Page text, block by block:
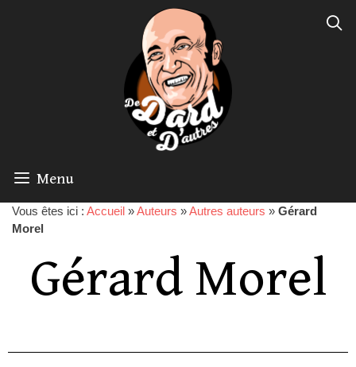
Menu
Vous êtes ici : Accueil »Auteurs »Autres auteurs » Gérard
Morel
Gérard Morel